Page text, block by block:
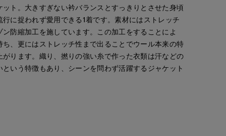
ト。大きすぎない衿バランスとすっきりとさせた身頃
に捉われず愛用できる1着です。素材にはストレッチ
防縮加工を施しています。この加工をすることによ
ち、更にはストレッチ性まで出ることでウール本来の特
ります。織り、撚りの強い糸で作った衣類は汗などの
いう特徴もあり、シーンを問わず活躍するジャケット